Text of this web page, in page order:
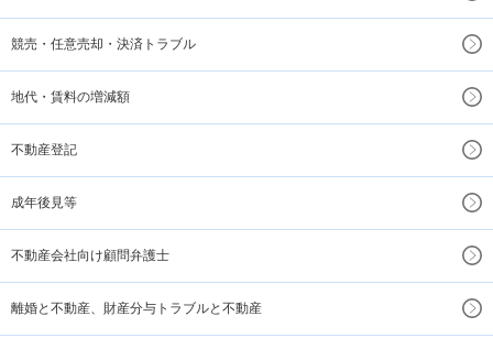
競売・任意売却・決済トラブル
地代・賃料の増減額
不動産登記
成年後見等
不動産会社向け顧問弁護士
離婚と不動産、財産分与トラブルと不動産